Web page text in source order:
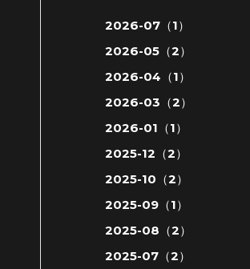
2026-07（1）
2026-05（2）
2026-04（1）
2026-03（2）
2026-01（1）
2025-12（2）
2025-10（2）
2025-09（1）
2025-08（2）
2025-07（2）